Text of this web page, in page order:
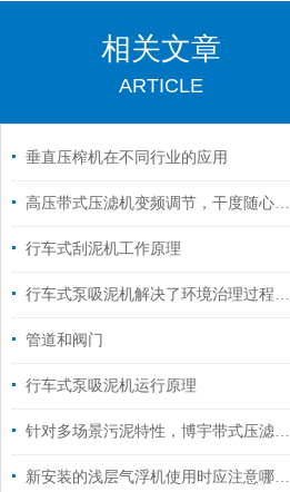
相关文章
ARTICLE
垂直压榨机在不同行业的应用
高压带式压滤机变频调节，干度随心所欲！
行车式刮泥机工作原理
行车式泵吸泥机解决了环境治理过程中的污泥处理难题
管道和阀门
行车式泵吸泥机运行原理
针对多场景污泥特性，博宇带式压滤机以专项设计降本增效
新安装的浅层气浮机使用时应注意哪些问题